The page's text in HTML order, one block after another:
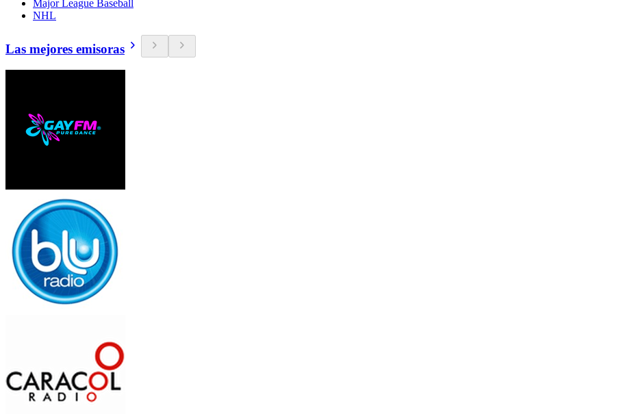
Major League Baseball
NHL
Las mejores emisoras